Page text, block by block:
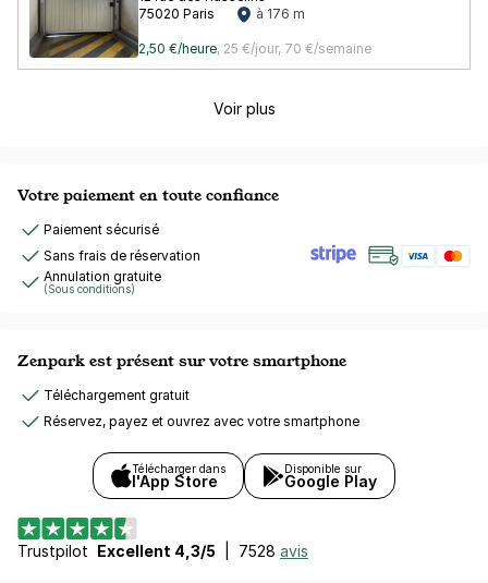
75020 Paris
à 176 m
2,50 €/heure, 25 €/jour, 70 €/semaine
Voir plus
Votre paiement en toute confiance
Paiement sécurisé
Sans frais de réservation
Annulation gratuite
(Sous conditions)
Zenpark est présent sur votre smartphone
Téléchargement gratuit
Réservez, payez et ouvrez avec votre smartphone
Télécharger dans
l'App Store
Disponible sur
Google Play
Trustpilot Excellent 4,3/5 7528 avis